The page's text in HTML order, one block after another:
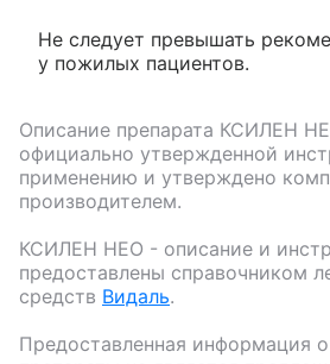
Не следует превышать
у пожилых пациентов.
Описание препарата КСИЛЕН
официально утвержденной
применению и утверждено
производителем.
КСИЛЕН НЕО - описание и
предоставлены справочником
средств Видаль.
Предоставленная информация